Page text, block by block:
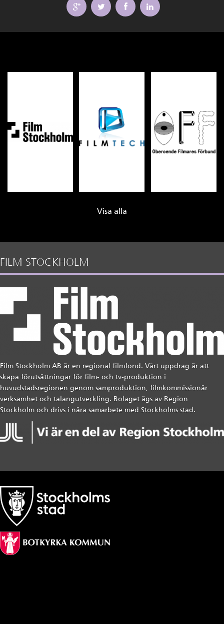
Visa alla
FILM STOCKHOLM
Film Stockholm AB är en regional filmfond. Vårt uppdrag är att
skapa förutsättningar för film- och tv-produktion i
huvudstadsregionen genom samproduktion, filmkommissionär
verksamhet och talangutveckling. Bolaget ägs av Region
Stockholm och drivs i nära samarbete med Stockholms stad.